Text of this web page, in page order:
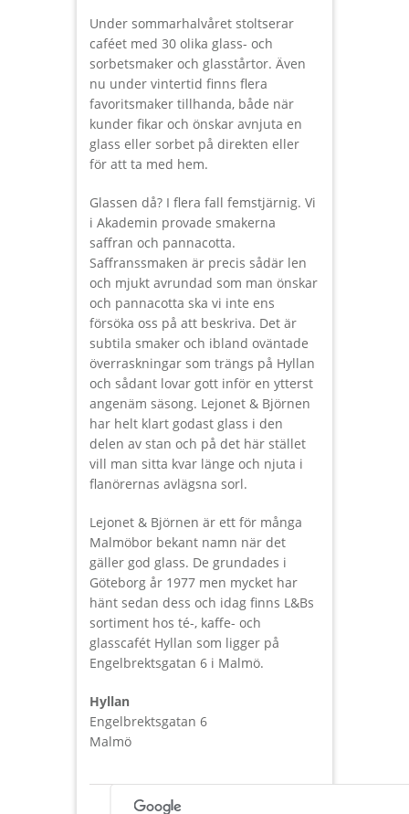
Under sommarhalvåret stoltserar
caféet med 30 olika glass- och
sorbetsmaker och glasstårtor. Även
nu under vintertid finns flera
favoritsmaker tillhanda, både när
kunder fikar och önskar avnjuta en
glass eller sorbet på direkten eller
för att ta med hem.
Glassen då? I flera fall femstjärnig. Vi
i Akademin provade smakerna
saffran och pannacotta.
Saffranssmaken är precis sådär len
och mjukt avrundad som man önskar
och pannacotta ska vi inte ens
försöka oss på att beskriva. Det är
subtila smaker och ibland oväntade
överraskningar som trängs på Hyllan
och sådant lovar gott inför en ytterst
angenäm säsong. Lejonet & Björnen
har helt klart godast glass i den
delen av stan och på det här stället
vill man sitta kvar länge och njuta i
flanörernas avlägsna sorl.
Lejonet & Björnen är ett för många
Malmöbor bekant namn när det
gäller god glass. De grundades i
Göteborg år 1977 men mycket har
hänt sedan dess och idag finns L&Bs
sortiment hos té-, kaffe- och
glasscafét Hyllan som ligger på
Engelbrektsgatan 6 i Malmö.
Hyllan
Engelbrektsgatan 6
Malmö